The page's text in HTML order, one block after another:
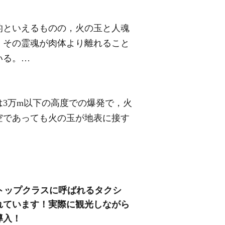
いえるものの，火の玉と人魂
の霊魂が肉体より離れること
る。…
万m以下の高度での爆発で，火
あっても火の玉が地表に接す
プクラスに呼ばれるタクシ
います！実際に観光しながら
！